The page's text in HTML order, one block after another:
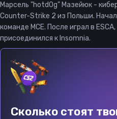
Марсель "hotd0g" Мазейюк -
Counter-Strike 2 из Польши.
команде MCE. После играл в
присоединился к Insomnia.
Сколько стоят